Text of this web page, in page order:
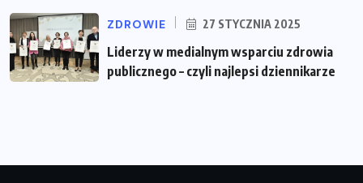
ZDROWIE 27 STYCZNIA 2025
Liderzy w medialnym wsparciu zdrowia
publicznego – czyli najlepsi dziennikarze